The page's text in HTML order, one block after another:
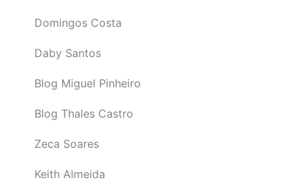
Domingos Costa
Daby Santos
Blog Miguel Pinheiro
Blog Thales Castro
Zeca Soares
Keith Almeida